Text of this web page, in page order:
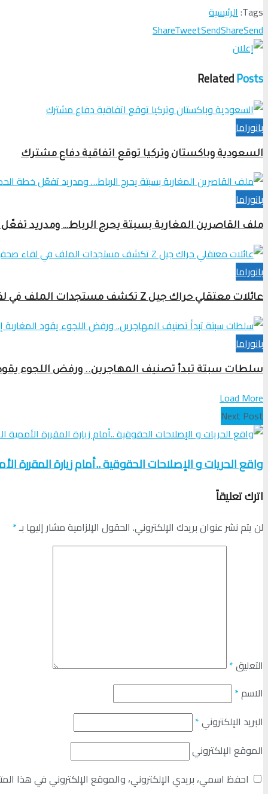
Tags: الرئيسية
ShareTweetSendShareSend
RelatedPosts
بانوراما
السعودية وباكستان وتركيا توقع اتفاقية دفاع مشترك
بانوراما
ملف القاصرين المغاربة بسبتة يحرج الرباط… ومدريد
بانوراما
عائلات معتقلي حراك جيل Z تكشف مستجدات الملف في لقاء صحفي بالرباط
بانوراما
سلطات سبتة تبدأ تصنيف المهاجرين.. ورفض اللجوء يقود
Load More
Next Post
واقع الحريات و الإصلاحات الحقوقية ..أمام زيارة المقررة
اترك تعليقاً
لن يتم نشر عنوان بريدك الإلكتروني. الحقول الإلزامية مشار إليها بـ*
التعليق*
الاسم*
البريد الإلكتروني*
الموقع الإلكتروني
احفظ اسمي، بريدي الإلكتروني، والموقع الإلكتروني في هذا